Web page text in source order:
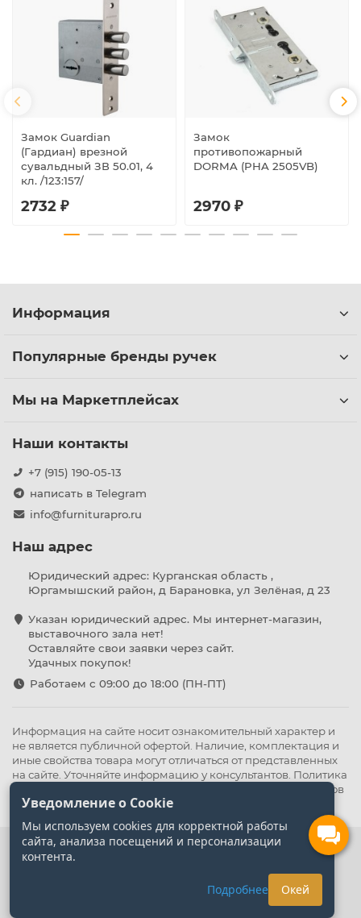
Замок Guardian
(Гардиан) врезной
сувальдный ЗВ 50.01, 4
кл. /123:157/
2732 ₽
Замок
противопожарный
DORMA (PHA 2505VB)
2970 ₽
Информация
Популярные бренды ручек
Мы на Маркетплейсах
Наши контакты
+7 (915) 190-05-13
написать в Telegram
info@furniturapro.ru
Наш адрес
Юридический адрес: Курганская область ,
Юргамышский район, д Барановка, ул Зелёная, д 23
Указан юридический адрес. Мы интернет-магазин,
выставочного зала нет!
Оставляйте свои заявки через сайт.
Удачных покупок!
Работаем с 09:00 до 18:00 (ПН-ПТ)
Информация на сайте носит ознакомительный характер и
не является публичной офертой. Наличие, комплектация и
иные свойства товара могут отличаться от представленных
на сайте. Уточняйте информацию у консультантов. Политика
Политика обработки файлов
cookie
Уведомление о Cookie
Мы используем cookies для корректной работы
сайта, анализа посещений и персонализации
контента.
Подробнее Окей